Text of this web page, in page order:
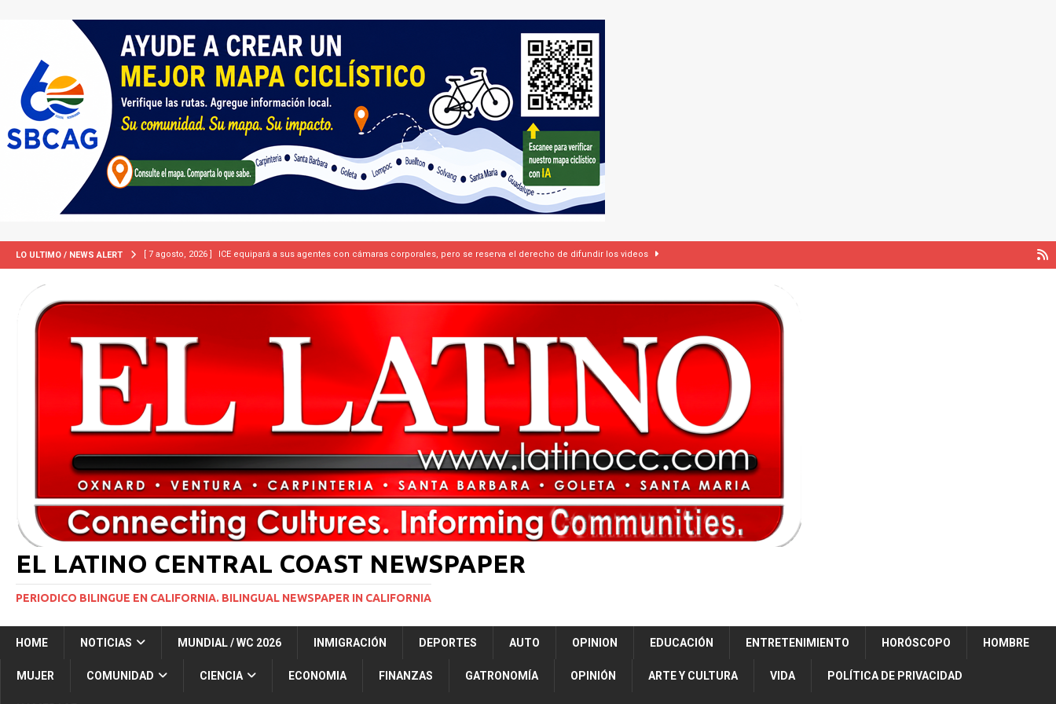
LO ULTIMO / NEWS ALERT [ 7 agosto, 2026 ] ICE equipará a sus agentes con cámaras corporales, pero se reserva el derecho de difundir los videos
[ 7 agosto, 2026 ] Turquía, Pakistán y Arabia Saudí firman pacto de defensa mutua ante escalada de tensiones en Oriente Medio
[ 2 julio, 2024 ] Colombia apaga el ‘efecto Vini’. Brasil 1 – Colombia 1 DEPORTE
Corte Suprema levanta suspensión a ley de Texas que permite a la policía detener a migrantes
INMIGRACIÓN
Potente tormenta invernal desatará la mayor nevada en lo que va del año en California NACIONALES
[ 7 agosto, 2026 ] Simi Valley Man Sentenced to 51 Years to Life for Murdering Girlfriend in Front of Her Children LOCAL
[ 7 agosto, 2026 ] El primer hábitat submarino en décadas promete impulsar la investigación oceánica en EE. UU. CIENCIA
EL LATINO CENTRAL COAST NEWSPAPER
PERIODICO BILINGUE EN CALIFORNIA. BILINGUAL NEWSPAPER IN CALIFORNIA
HOME NOTICIAS MUNDIAL / WC 2026 INMIGRACIÓN DEPORTES AUTO OPINION EDUCACIÓN ENTRETENIMIENTO HORÓSCOPO HOMBRE
MUJER COMUNIDAD CIENCIA ECONOMIA FINANZAS GATRONOMÍA OPINIÓN ARTE Y CULTURA VIDA POLÍTICA DE PRIVACIDAD